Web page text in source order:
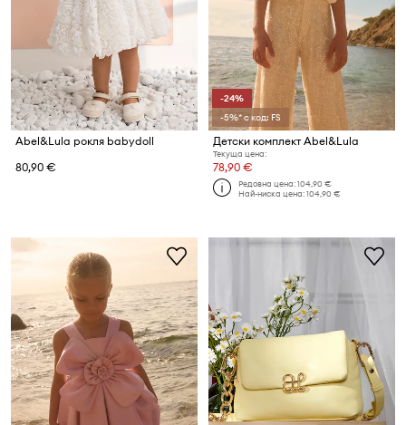
Abel&Lula рокля babydoll
80,90 €
-24%
-5%* с код: FS
Детски комплект Abel&Lula
Текуща цена:
78,90 €
Редовна цена:104,90 €
Най-ниска цена:104,90 €